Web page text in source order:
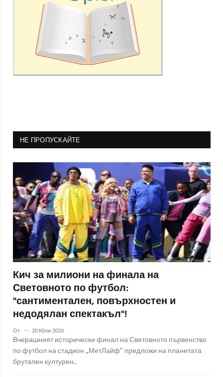
НЕ ПРОПУСКАЙТЕ
Кич за милиони на финала на
Световното по футбол:
"сантиментален, повърхностен и
недодялан спектакъл"!
От 20 Юли 2026
Вчерашният исторически финал на Световното първенство
по футбол на стадион „МетЛайф“ предложи на планетата
брутален културен..